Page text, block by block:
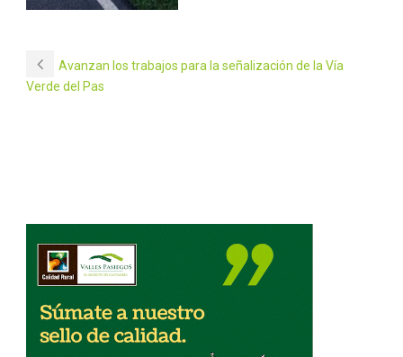
Avanzan los trabajos para la señalización de la Vía
Verde del Pas